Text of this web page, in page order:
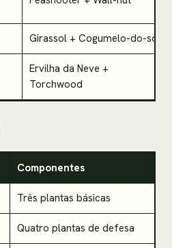
Girassol + Cogumelo-do-sol
Ervilha da Neve +
Torchwood
Componentes
Três plantas básicas
Quatro plantas de defesa